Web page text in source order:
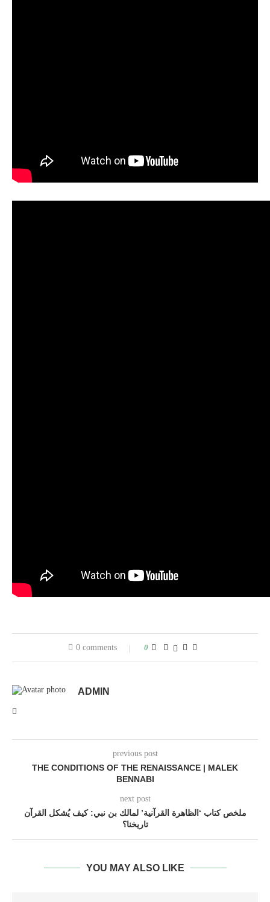
0 comments 0
ADMIN
previous post
THE CONDITIONS OF THE RENAISSANCE | MALEK
BENNABI
next post
ملخص كتاب ‘الظاهرة القرآنية’ لمالك بن نبي: كيف يُشكل القرآن
تاريخنا؟
YOU MAY ALSO LIKE